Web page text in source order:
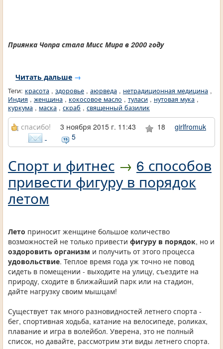
Приянка Чопра стала Мисс Мира в 2000 году
Читать дальше →
Теги: красота , здоровье , аюрведа , нетрадиционная медицина ,
Индия , женщина , кокосовое масло , туласи , нутовая мука ,
куркума , маска , скраб , священный базилик
спасибо! 3 ноября 2015 г. 11:43 18
girlfromuk
5
Спорт и фитнес → 6 способов
привести фигуру в порядок
летом
Лето приносит женщине большое количество
возможностей не только привести фигуру в порядок, но и
оздоровить организм и получить от этого процесса
удовольствие. Теплое время года уж точно не повод
сидеть в помещении - выходите на улицу, съездите на
природу, сходите в ближайший парк или на стадион,
дайте нагрузку своим мышцам!
Существует так много разновидностей летнего спорта -
бег, спортивная ходьба, катание на велосипеде, роликах,
плавание и игра в волейбол. Уверена, это не полный
список, но давайте, рассмотрим эти виды летнего спорта.